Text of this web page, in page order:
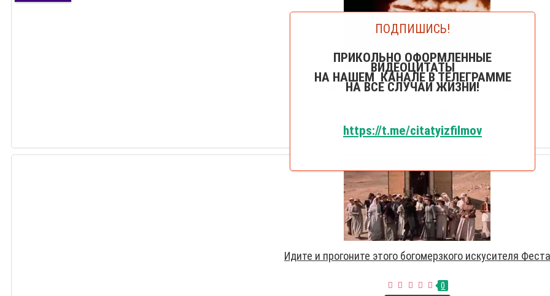
Дщерь человеческая даровала мужчине
СМОТРЕТЬ
Идите и прогоните этого богомерзкого искусителя Феста
0
ПОДПИШИСЬ!
ПРИКОЛЬНО ОФОРМЛЕННЫЕ
ВИДЕОЦИТАТЫ
НА НАШЕМ КАНАЛЕ В ТЕЛЕГРАММЕ
НА ВСЕ СЛУЧАИ ЖИЗНИ!
https://t.me/citatyizfilmov